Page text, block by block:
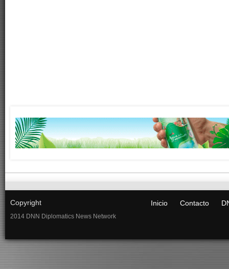
Copyright
2014 DNN Diplomatics News Network
Inicio Contacto